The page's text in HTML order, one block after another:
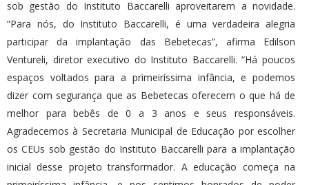
sob gestão do Instituto Baccarelli aproveitarem a novidade.
“Para nós, do Instituto Baccarelli, é uma verdadeira alegria
participar da implantação das Bebetecas”, afirma Edilson
Ventureli, diretor executivo do Instituto Baccarelli. “Há poucos
espaços voltados para a primeiríssima infância, e podemos
dizer com segurança que as Bebetecas oferecem o que há de
melhor para bebês de 0 a 3 anos e seus responsáveis.
Agradecemos à Secretaria Municipal de Educação por escolher
os CEUs sob gestão do Instituto Baccarelli para a implantação
inicial desse projeto transformador. A educação começa na